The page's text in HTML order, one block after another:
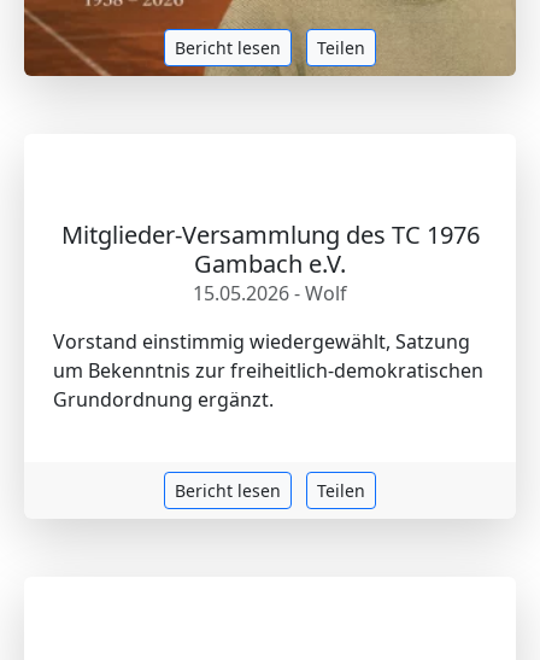
Bericht lesen Teilen
Mitglieder-Versammlung des TC 1976
Gambach e.V.
15.05.2026 - Wolf
Vorstand einstimmig wiedergewählt, Satzung
um Bekenntnis zur freiheitlich-demokratischen
Grundordnung ergänzt.
Bericht lesen Teilen